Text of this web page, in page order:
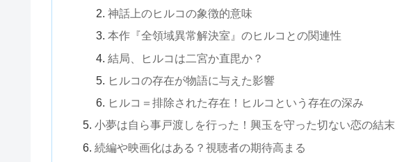
神話上のヒルコの象徴的意味
本作『全領域異常解決室』のヒルコとの関連性
結局、ヒルコは二宮か直毘か？
ヒルコの存在が物語に与えた影響
ヒルコ＝排除された存在！ヒルコという存在の深み
小夢は自ら事戸渡しを行った！興玉を守った切ない恋の結末
続編や映画化はある？視聴者の期待高まる